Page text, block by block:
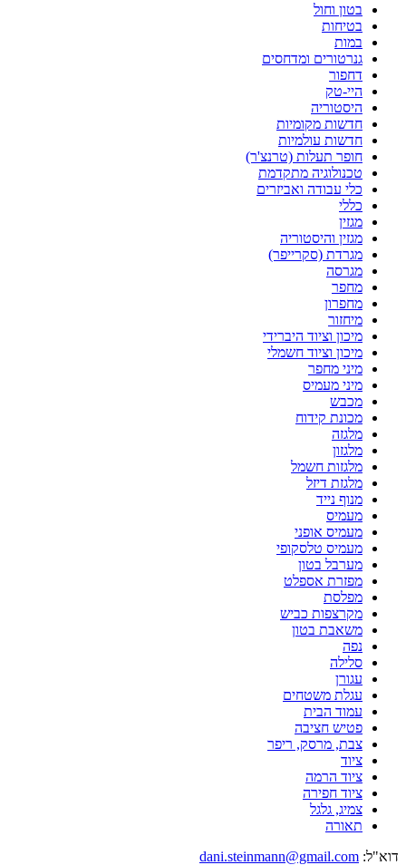
בטון וחול
בטיחות
במות
גנרטורים ומדחסים
דחפור
היי-טק
היסטוריה
חדשות מקומיות
חדשות עולמיות
חופר תעלות (טרנצ'ר)
טכנולוגיה מתקדמת
כלי עבודה ואביזרים
כללי
מגזין
מגזין והיסטוריה
מגרדת (סקרייפר)
מגרסה
מחפר
מחפרון
מיחזור
מיכון וציוד היברידי
מיכון וציוד חשמלי
מיני מחפר
מיני מעמיס
מכבש
מכונת קידוח
מלגזה
מלגזון
מלגזות חשמל
מלגזת דיזל
מנוף נייד
מעמיס
מעמיס אופני
מעמיס טלסקופי
מערבל בטון
מפזרת אספלט
מפלסת
מקרצפות כביש
משאבת בטון
נפה
סלילה
עגורן
עגלת משטחים
עמוד הבית
פטיש חציבה
צבת, מרסק, ריפר
ציוד
ציוד הרמה
ציוד חפירה
צמיג, גלגל
תאורה
dani.steinmann@gmail.com